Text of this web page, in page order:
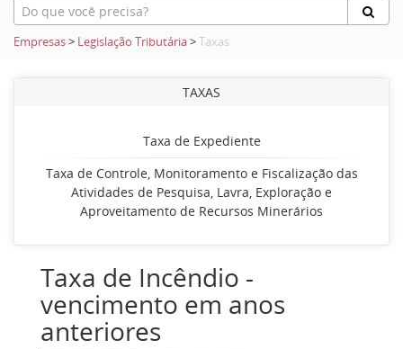
Empresas> Legislação Tributária>Taxas
TAXAS
Taxa de Expediente
Taxa de Controle, Monitoramento e Fiscalização das
Atividades de Pesquisa, Lavra, Exploração e
Aproveitamento de Recursos Minerários
Taxa de Incêndio -
vencimento em anos
anteriores